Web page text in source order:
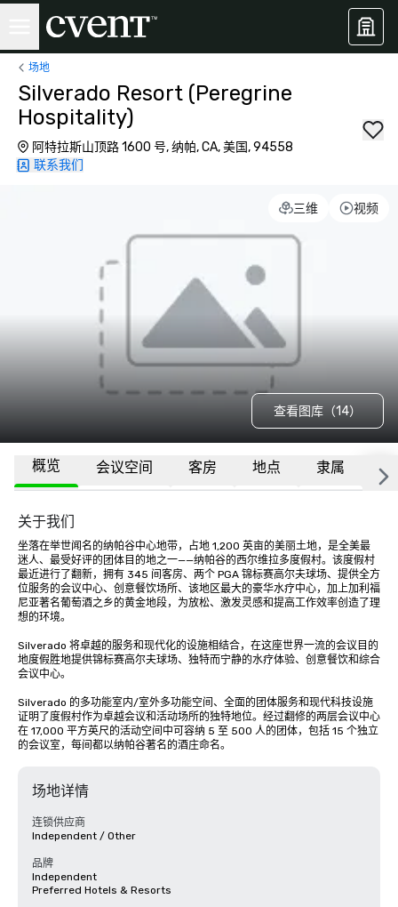
场地
Silverado Resort (Peregrine
Hospitality)
阿特拉斯山顶路 1600 号, 纳帕, CA, 美国, 94558
联系我们
三维 视频
查看图库（14）
概览 会议空间 客房 地点 隶属 更
关于我们
坐落在举世闻名的纳帕谷中心地带，占地 1,200 英亩的美丽土地，是全美最
迷人、最受好评的团体目的地之一——纳帕谷的西尔维拉多度假村。该度假村
最近进行了翻新，拥有 345 间客房、两个 PGA 锦标赛高尔夫球场、提供全方
位服务的会议中心、创意餐饮场所、该地区最大的豪华水疗中心，加上加利福
尼亚著名葡萄酒之乡的黄金地段，为放松、激发灵感和提高工作效率创造了理
想的环境。
Silverado 将卓越的服务和现代化的设施相结合，在这座世界一流的会议目的
地度假胜地提供锦标赛高尔夫球场、独特而宁静的水疗体验、创意餐饮和综合
会议中心。
Silverado 的多功能室内/室外多功能空间、全面的团体服务和现代科技设施
证明了度假村作为卓越会议和活动场所的独特地位。经过翻修的两层会议中心
在 17,000 平方英尺的活动空间中可容纳 5 至 500 人的团体，包括 15 个独立
的会议室，每间都以纳帕谷著名的酒庄命名。
场地详情
连锁供应商
Independent / Other
品牌
Independent
Preferred Hotels & Resorts